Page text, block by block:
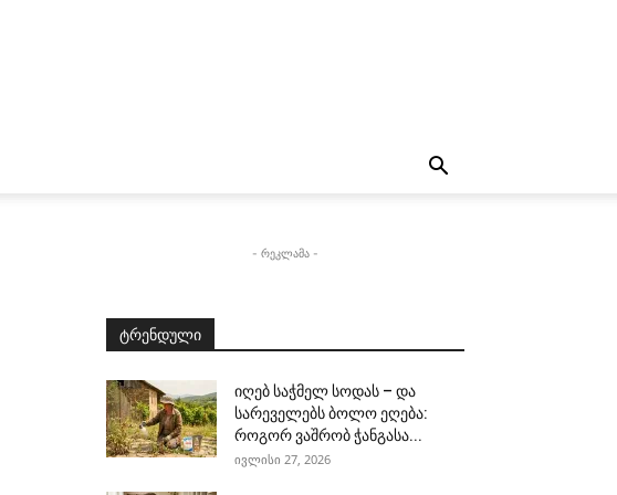
- რეკლამა -
ტრენდული
იღებ საჭმელ სოდას – და
სარეველებს ბოლო ეღება:
როგორ ვაშრობ ჭანგასა...
ივლისი 27, 2026